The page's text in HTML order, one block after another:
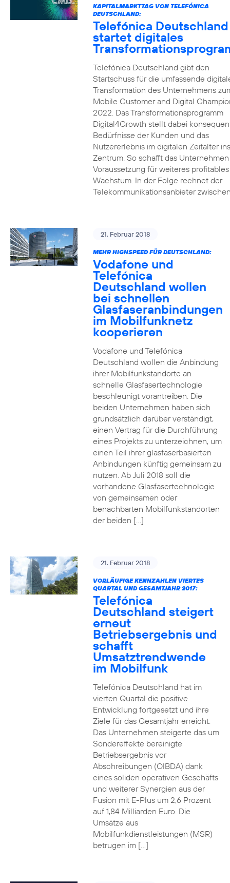
KAPITALMARKTTAG VON TELEFÓNICA
DEUTSCHLAND:
Telefónica Deutschland
startet digitales
Telefónica Deutschland gibt den
Startschuss für die umfassende
Transformation des Unternehmens
Mobile Customer and Digital
2022. Das Transformationsprogramm
Digital4Growth stellt dabei
Bedürfnisse der Kunden und das
Nutzererlebnis im digitalen Zeitalter ins
Zentrum. So schafft das
Voraussetzung für weiteres profitables
Wachstum. In der Folge rechnet der
Telekommunikationsanbieter
21. Februar 2018
MEHR HIGHSPEED FÜR DEUTSCHLAND:
Vodafone und
Telefónica
Deutschland wollen
bei schnellen
Glasfaseranbindungen
im Mobilfunknetz
kooperieren
Vodafone und Telefónica
Deutschland wollen die Anbindung
ihrer Mobilfunkstandorte an
schnelle Glasfasertechnologie
beschleunigt vorantreiben. Die
beiden Unternehmen haben sich
grundsätzlich darüber verständigt,
einen Vertrag für die Durchführung
eines Projekts zu unterzeichnen, um
einen Teil ihrer glasfaserbasierten
Anbindungen künftig gemeinsam zu
nutzen. Ab Juli 2018 soll die
vorhandene Glasfasertechnologie
von gemeinsamen oder
benachbarten Mobilfunkstandorten
der beiden […]
21. Februar 2018
VORLÄUFIGE KENNZAHLEN VIERTES
QUARTAL UND GESAMTJAHR 2017:
Telefónica
Deutschland steigert
erneut
Betriebsergebnis und
schafft
Umsatztrendwende
im Mobilfunk
Telefónica Deutschland hat im
vierten Quartal die positive
Entwicklung fortgesetzt und ihre
Ziele für das Gesamtjahr erreicht.
Das Unternehmen steigerte das um
Sondereffekte bereinigte
Betriebsergebnis vor
Abschreibungen (OIBDA) dank
eines soliden operativen Geschäfts
und weiterer Synergien aus der
Fusion mit E-Plus um 2,6 Prozent
auf 1,84 Milliarden Euro. Die
Umsätze aus
Mobilfunkdienstleistungen (MSR)
betrugen im […]